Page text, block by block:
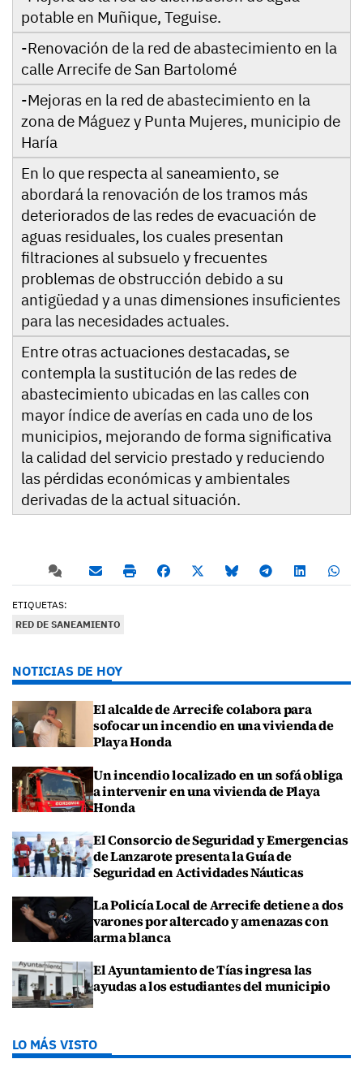
potable en Muñique, Teguise.
-Renovación de la red de abastecimiento en la
calle Arrecife de San Bartolomé
-Mejoras en la red de abastecimiento en la
zona de Máguez y Punta Mujeres, municipio de
Haría
En lo que respecta al saneamiento, se
abordará la renovación de los tramos más
deteriorados de las redes de evacuación de
aguas residuales, los cuales presentan
filtraciones al subsuelo y frecuentes
problemas de obstrucción debido a su
antigüedad y a unas dimensiones insuficientes
para las necesidades actuales.
Entre otras actuaciones destacadas, se
contempla la sustitución de las redes de
abastecimiento ubicadas en las calles con
mayor índice de averías en cada uno de los
municipios, mejorando de forma significativa
la calidad del servicio prestado y reduciendo
las pérdidas económicas y ambientales
derivadas de la actual situación.
ETIQUETAS:
RED DE SANEAMIENTO
NOTICIAS DE HOY
El alcalde de Arrecife colabora para
sofocar un incendio en una vivienda de
Playa Honda
Un incendio localizado en un sofá obliga
a intervenir en una vivienda de Playa
Honda
El Consorcio de Seguridad y Emergencias
de Lanzarote presenta la Guía de
Seguridad en Actividades Náuticas
La Policía Local de Arrecife detiene a dos
varones por altercado y amenazas con
arma blanca
El Ayuntamiento de Tías ingresa las
ayudas a los estudiantes del municipio
LO MÁS VISTO